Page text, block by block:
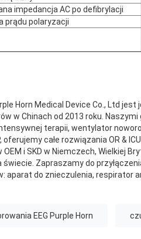
impedancja AC po defibrylacji
prądu polaryzacji
Horn Medical Device Co., Ltd
w Chinach od 2013 roku.
terapii, wentylator
oferujemy całe rozwiązania OR &
i SKD w Niemczech, Wielkiej
świecie. Zapraszamy do
aparat do znieczulenia, respirator
EEG Purple Horn